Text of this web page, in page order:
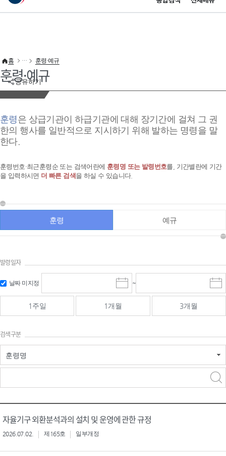
이 누리집은 대한민국 공식 전자정부 누리집입니다.
공유하기
홈 훈령·예규
훈령·예규
훈령은 상급기관이 하급기관에 대해 장기간에 걸쳐 그 권
한의 행사를 일반적으로 지시하기 위해 발하는 명령을 말
한다.
훈령번호·최근훈령순 또는 검색어란에 훈령명 또는 발령번호를, 기간별란에 기간
을 입력하시면 더 빠른 검색 을 하실 수 있습니다.
훈령 예규
발령일자
날짜 미지정
시
작
일
선
~
마
감
선
1주일 1개월 3개월
검색구분
훈령명
자율기구 외환분석과의 설치 및 운영에 관한 규정
2026.07.02. 제165호 일부개정